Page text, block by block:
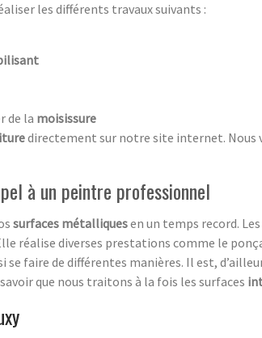
les différents travaux suivants :
de la moisissure
directement sur notre site internet. Nous
à un peintre professionnel
surfaces métalliquesen un temps record.
réalise diverses prestations comme le
se faire de différentes manières. Il est,
savoir que nous traitons à la fois les surfaces